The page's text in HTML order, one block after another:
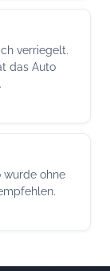
verriegelt.
das Auto
wurde ohne